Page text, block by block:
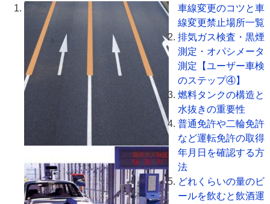
車線変更のコツと車
線変更禁止場所一覧
排気ガス検査・黒煙
測定・オパシメータ
測定【ユーザー車検
のステップ④】
燃料タンクの構造と
水抜きの重要性
普通免許や二輪免許
など運転免許の取得
年月日を確認する方
法
どれくらいの量のビ
ールを飲むと飲酒運